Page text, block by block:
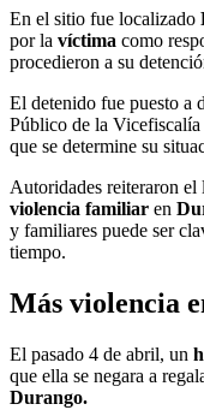
En el sitio fue localizado
por la víctima como
procedieron a su
El detenido fue puesto a
Público de la
que se determine su
Autoridades reiteraron el
violencia familiar en
y familiares puede ser
tiempo.
Más violencia
El pasado 4 de abril, un
que ella se negara a
Durango.